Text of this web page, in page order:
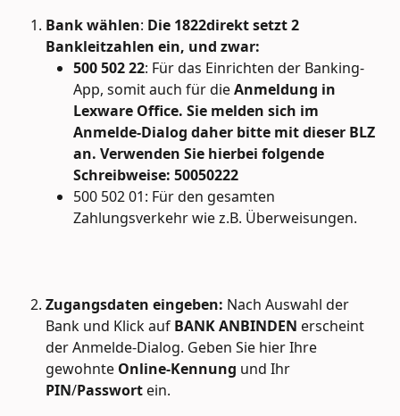
Bank wählen: Die 1822direkt setzt 2
Bankleitzahlen ein, und zwar:
500 502 22: Für das Einrichten der Banking-
App, somit auch für die Anmeldung in
Lexware Office. Sie melden sich im
Anmelde-Dialog daher bitte mit dieser BLZ
an. Verwenden Sie hierbei folgende
Schreibweise: 50050222
500 502 01: Für den gesamten
Zahlungsverkehr wie z.B. Überweisungen.
Zugangsdaten eingeben: Nach Auswahl der
Bank und Klick auf BANK ANBINDEN erscheint
der Anmelde-Dialog. Geben Sie hier Ihre
gewohnte Online-Kennung und Ihr
PIN/Passwort ein.